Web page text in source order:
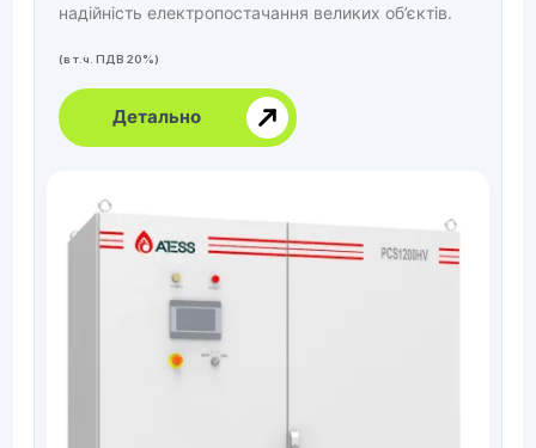
надійність електропостачання великих об’єктів.
(в т.ч. ПДВ 20%)
Детально